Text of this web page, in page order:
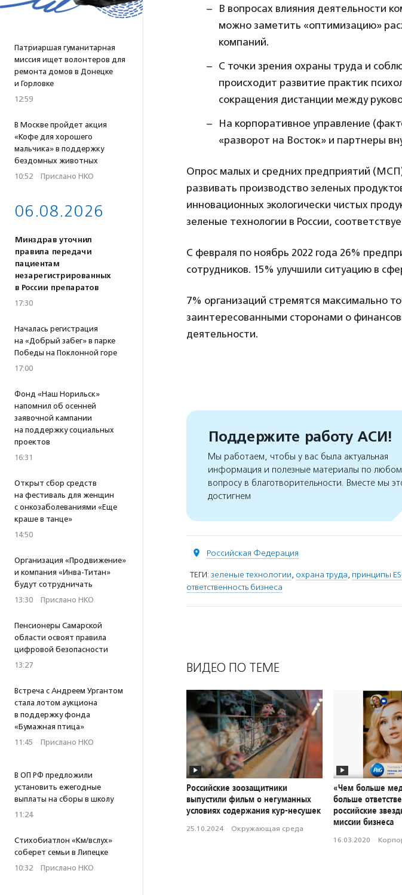
Патриаршая гуманитарная
миссия ищет волонтеров для
ремонта домов в Донецке
и Горловке
12:59
В Москве пройдет акция
«Кофе для хорошего
мальчика» в поддержку
бездомных животных
10:52 · Прислано НКО
06.08.2026
Минздрав уточнил
правила передачи
пациентам
незарегистрированных
в России препаратов
17:30
Началась регистрация
на «Добрый забег» в парке
Победы на Поклонной горе
17:00
Фонд «Наш Норильск»
напомнил об осенней
заявочной кампании
на поддержку социальных
проектов
16:31
Открыт сбор средств
на фестиваль для женщин
с онкозаболеваниями «Еще
краше в танце»
14:50
Организация «Продвижение»
и компания «Инва-Титан»
будут сотрудничать
13:30 · Прислано НКО
Пенсионеры Самарской
области освоят правила
цифровой безопасности
13:27
Встреча с Андреем Ургантом
стала лотом аукциона
в поддержку фонда
«Бумажная птица»
11:45 · Прислано НКО
В ОП РФ предложили
установить ежегодные
выплаты на сборы в школу
11:24
Стихобиатлон «Км/вслух»
соберет семьи в Липецке
10:32 · Прислано НКО
В вопросах влияния деятельности
можно заметить «оптимизацию»
компаний.
С точки зрения охраны труда и
происходит развитие практик
сокращения дистанции между
На корпоративное управление
«разворот на Восток» и партнеры
Опрос малых и средних предприятий
развивать производство зеленых
инновационных экологически чистых
зеленые технологии в России,
С февраля по ноябрь 2022 года 26%
сотрудников. 15% улучшили ситуацию в
7% организаций стремятся максимально
заинтересованными сторонами о
деятельности.
Поддержите работу АСИ!
Мы работаем, чтобы у вас была актуальная
информация и полезные материалы по
вопросу в благотворительности. Вместе мы
достигнем
Российская Федерация
ТЕГИ: зеленые технологии, охрана труда, принципы
ответственность бизнеса
ВИДЕО ПО ТЕМЕ
Российские зоозащитники
выпустили фильм о негуманных
условиях содержания кур-несушек
25.10.2024 · Окружающая среда
«Чем больше
больше
российские
миссии бизнеса
16.03.2020 ·